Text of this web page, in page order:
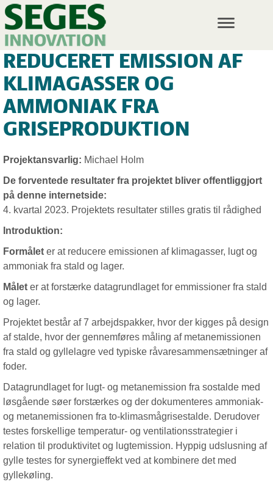
T
g
i
n
REDUCERET EMISSION AF
KLIMAGASSER OG
AMMONIAK FRA
GRISEPRODUKTION
Projektansvarlig: Michael Holm
De forventede resultater fra projektet bliver offentliggjort
på denne internetside:
4. kvartal 2023. Projektets resultater stilles gratis til rådighed
Introduktion:
Formålet er at reducere emissionen af klimagasser, lugt og
ammoniak fra stald og lager.
Målet er at forstærke datagrundlaget for emmissioner fra stald
og lager.
Projektet består af 7 arbejdspakker, hvor der kigges på design
af stalde, hvor der gennemføres måling af metanemissionen
fra stald og gyllelagre ved typiske råvaresammensætninger af
foder.
Datagrundlaget for lugt- og metanemission fra sostalde med
løsgående søer forstærkes og der dokumenteres ammoniak-
og metanemissionen fra to-klimasmågrisestalde. Derudover
testes forskellige temperatur- og ventilationsstrategier i
relation til produktivitet og lugtemission. Hyppig udslusning af
gylle testes for synergieffekt ved at kombinere det med
gyllekøling.